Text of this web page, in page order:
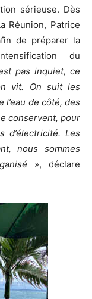
sérieuse. Dès
Réunion, Patrice
de préparer la
du
pas inquiet, ce
vit. On suit les
l’eau de côté, des
conservent, pour
d’électricité. Les
nous sommes
», déclare